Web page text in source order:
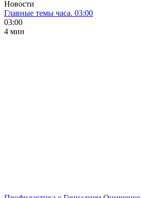
Новости
Главные темы часа. 03:00
03:00
4 мин